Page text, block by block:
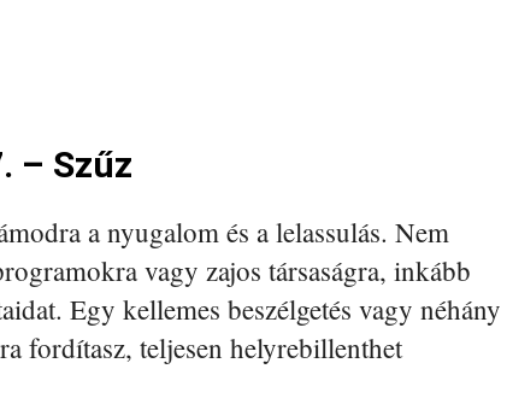
– Szűz
a nyugalom és a lelassulás. Nem
vagy zajos társaságra, inkább
Egy kellemes beszélgetés vagy néhány
fordítasz, teljesen helyrebillenthet